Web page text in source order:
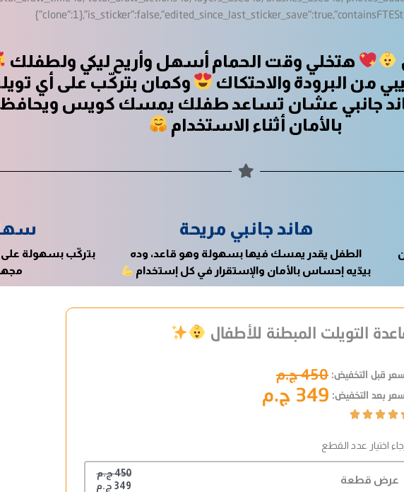
هتخلي وقت الحمام أسهل وأريح ليكي ولطفلك
من البرودة والاحتكاك
وكمان بتركّب على أي
هاند جانبي عشان تساعد طفلك يمسك كويس
بالأمان أثناء الاستخدام
هاند جانبي مريحة
الطفل يقدر يمسك فيها بسهولة وهو قاعد، وده
بيدّيه إحساس بالأمان والإستقرار في كل إستخدام
بتركّب بسهولة على
التويلت المبطنة للأطفال
قبل التخفيض: 450 ج.م
بعد التخفيض: 349 ج.م




اختيار عدد القطع
عرض قطعة
450 ج.م
349 ج.م